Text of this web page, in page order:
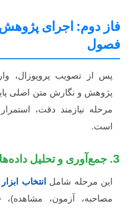
فاز دوم: اجرای
فصول
پس از تصویب پروپوزال،
پژوهش و نگارش متن اصلی
مرحله نیازمند دقت،
است.
3. جمع‌آوری و تحلیل داده‌ها
این مرحله شامل انتخاب
مصاحبه، آزمون، مشاهده)،